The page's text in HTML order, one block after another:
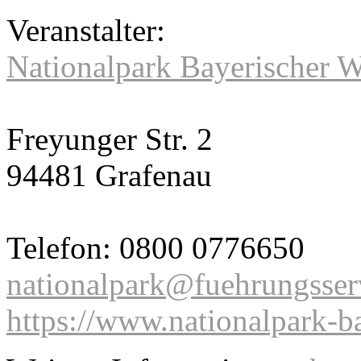
Veranstalter:
Nationalpark Bayerischer
Freyunger Str. 2
94481 Grafenau
Telefon: 0800 0776650
https://www.nationalpark-